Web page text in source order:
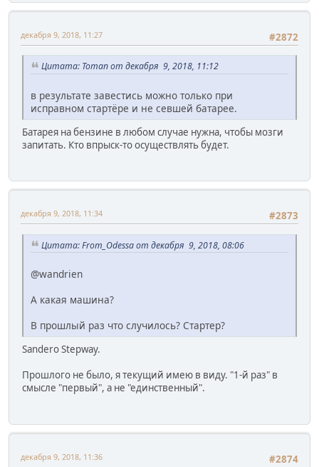
#2872
декабря 9, 2018, 11:27
Цитата: Toman от декабря 9, 2018, 11:12
в результате завестись можно только при
исправном стартёре и не севшей батарее.
Батарея на бензине в любом случае нужна, чтобы мозги
запитать. Кто впрыск-то осуществлять будет.
#2873
декабря 9, 2018, 11:34
Цитата: From_Odessa от декабря 9, 2018, 08:06
@wandrien
А какая машина?
В прошлый раз что случилось? Стартер?
Sandero Stepway.
Прошлого не было, я текущий имею в виду. "1-й раз" в
смысле "первый", а не "единственный".
#2874
декабря 9, 2018, 11:36